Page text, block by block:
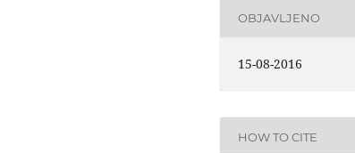
OBJAVLJENO
15-08-2016
HOW TO CITE